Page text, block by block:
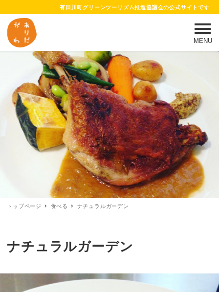
有田川町グリーンツーリズム推進協議会の公式サイトです
MENU
トップページ 食べる ナチュラルガーデン
ナチュラルガーデン